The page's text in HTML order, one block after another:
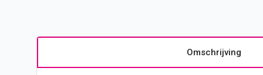
Omschrijving